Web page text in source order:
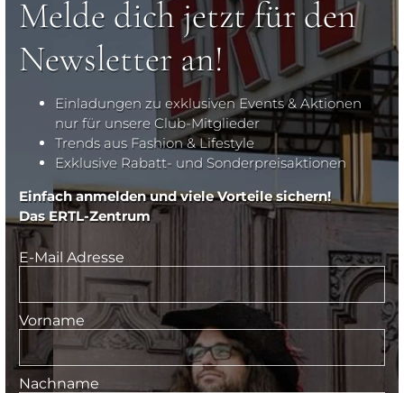
Melde dich jetzt für den
Newsletter an!
Einladungen zu exklusiven Events & Aktionen
nur für unsere Club-Mitglieder
Trends aus Fashion & Lifestyle
Exklusive Rabatt- und Sonderpreisaktionen
Einfach anmelden und viele Vorteile sichern!
Das ERTL-Zentrum
E-Mail Adresse
Vorname
Nachname